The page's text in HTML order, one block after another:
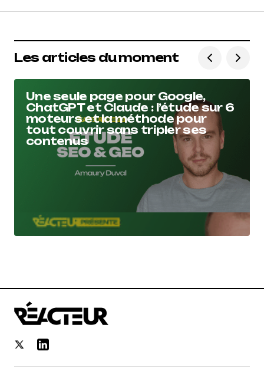
Les articles du moment
Une seule page pour Google,
ChatGPT et Claude : l’étude sur 6
moteurs et la méthode pour
tout couvrir sans tripler ses
contenus